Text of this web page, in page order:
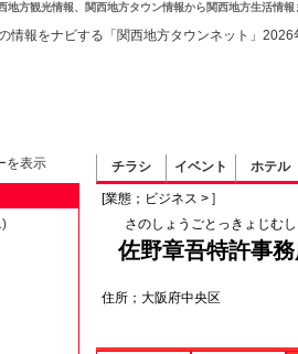
地方観光情報、関西地方タウン情報から関西地方生活情報
を表示 チラシ イベント ホテル
[業態；ビジネス > ]
さのしょうごとっきょじむし
佐野章吾特許事務
住所；大阪府中央区